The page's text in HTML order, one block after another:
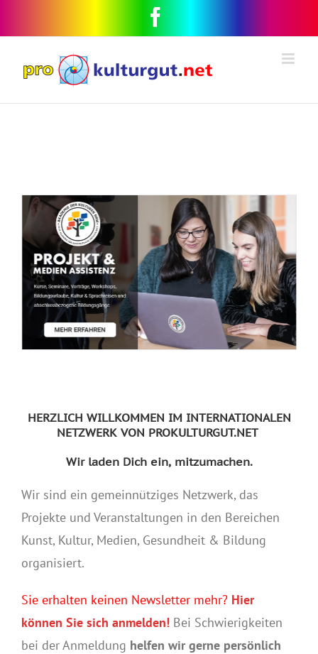
HERZLICH WILLKOMMEN IM INTERNATIONALEN
NETZWERK VON PROKULTURGUT.NET
Wir laden Dich ein, mitzumachen.
Wir sind ein gemeinnütziges Netzwerk, das
Projekte und Veranstaltungen in den Bereichen
Kunst, Kultur, Medien, Gesundheit & Bildung
organisiert.
Sie erhalten keinen Newsletter mehr? Hier
können Sie sich anmelden!Bei Schwierigkeiten
bei der Anmeldung helfen wir gerne persönlich